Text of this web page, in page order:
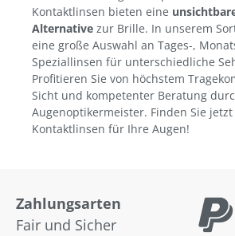
Kontaktlinsen bieten eine
Alternative zur Brille. In unserem
eine große Auswahl an Tages-,
Speziallinsen für unterschiedliche
Profitieren Sie von höchstem
Sicht und kompetenter Beratung
Augenoptikermeister. Finden Sie
Kontaktlinsen für Ihre Augen!
Zahlungsarten
Fair und Sicher